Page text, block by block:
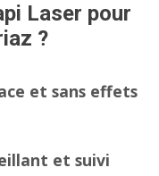
Laser pour
?
et sans effets
et suivi